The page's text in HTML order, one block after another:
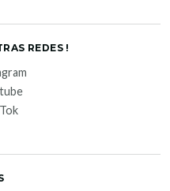
REDES !